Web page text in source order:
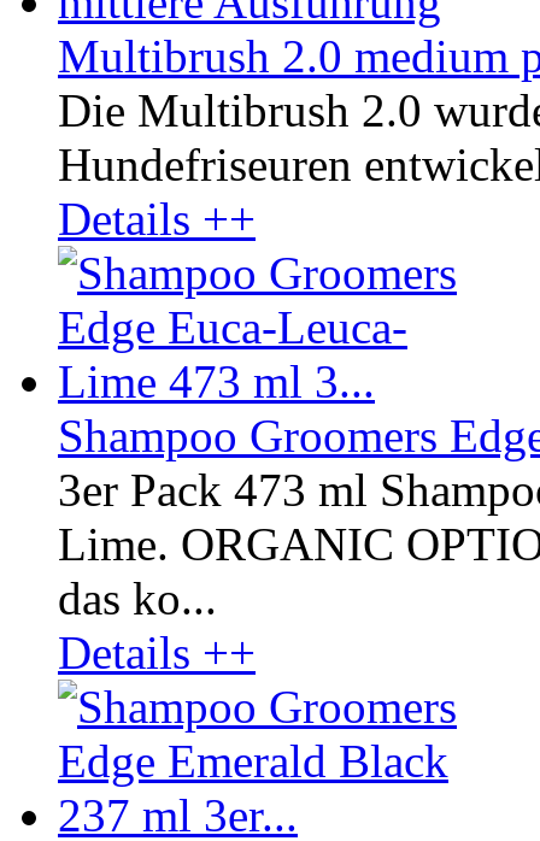
Multibrush 2.0 medium
Die Multibrush 2.0
Hundefriseuren
Details ++
Shampoo Groomers
3er Pack 473 ml
Lime. ORGANIC
das ko...
Details ++